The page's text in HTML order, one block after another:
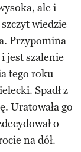
ale i
wiedzie
Przypomina
jest szalenie
tego roku
Spadł z
Uratowała go
o
na dół.